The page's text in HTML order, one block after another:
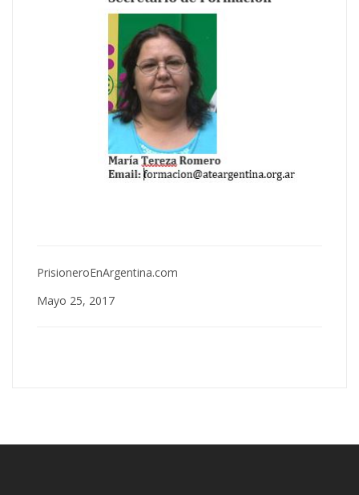
PrisioneroEnArgentina.com
Mayo 25, 2017